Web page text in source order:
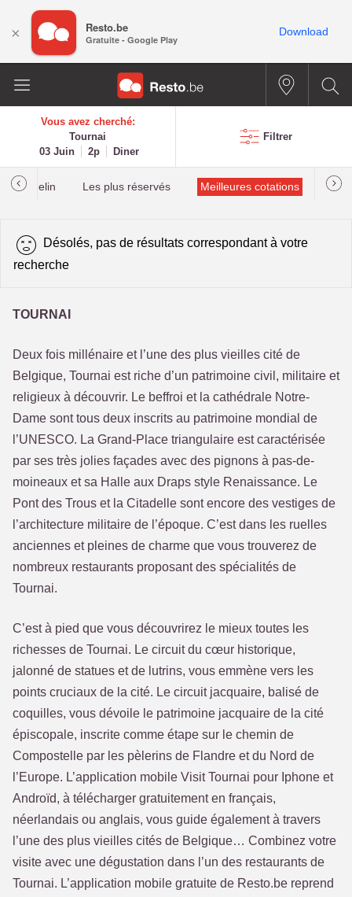
Vous avez cherché:
Tournai
03 Juin
2p Diner
Filtrer
Michelin Les plus réservés Meilleures cotations
Désolés, pas de résultats correspondant à votre
recherche
TOURNAI
Deux fois millénaire et l’une des plus vieilles cité de
Belgique, Tournai est riche d’un patrimoine civil, militaire et
religieux à découvrir. Le beffroi et la cathédrale Notre-
Dame sont tous deux inscrits au patrimoine mondial de
l’UNESCO. La Grand-Place triangulaire est caractérisée
par ses très jolies façades avec des pignons à pas-de-
moineaux et sa Halle aux Draps style Renaissance. Le
Pont des Trous et la Citadelle sont encore des vestiges de
l’architecture militaire de l’époque. C’est dans les ruelles
anciennes et pleines de charme que vous trouverez de
nombreux restaurants proposant des spécialités de
Tournai.
C’est à pied que vous découvrirez le mieux toutes les
richesses de Tournai. Le circuit du cœur historique,
jalonné de statues et de lutrins, vous emmène vers les
points cruciaux de la cité. Le circuit jacquaire, balisé de
coquilles, vous dévoile le patrimoine jacquaire de la cité
épiscopale, inscrite comme étape sur le chemin de
Compostelle par les pèlerins de Flandre et du Nord de
l’Europe. L’application mobile Visit Tournai pour Iphone et
Androïd, à télécharger gratuitement en français,
néerlandais ou anglais, vous guide également à travers
l’une des plus vieilles cités de Belgique… Combinez votre
visite avec une dégustation dans l’un des restaurants de
Tournai. L’application mobile gratuite de Resto.be reprend
× Resto.be
Gratuite - Google Play
Download